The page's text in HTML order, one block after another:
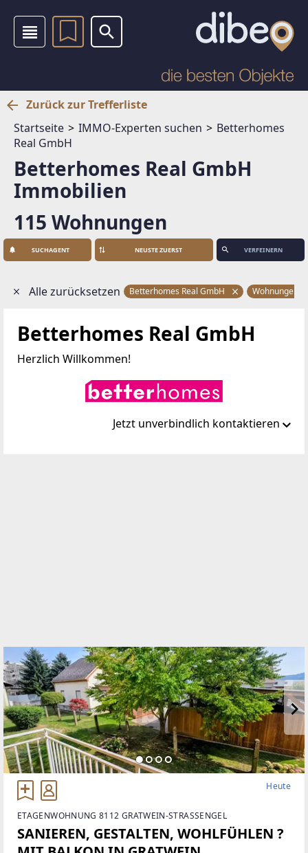
Zurück zur Trefferliste
Startseite
IMMO-Experten suchen
Betterhomes
Real GmbH
Betterhomes Real GmbH
Immobilien
115 Wohnungen
SUCHAGENT VERFEINERN
Alle zurücksetzen Betterhomes Real GmbH Wohnungen
Betterhomes Real GmbH
Herzlich Willkommen!
Jetzt unverbindlich kontaktieren
Heute
ETAGENWOHNUNG 8112 GRATWEIN-STRASSENGEL
SANIEREN, GESTALTEN, WOHLFÜHLEN ?